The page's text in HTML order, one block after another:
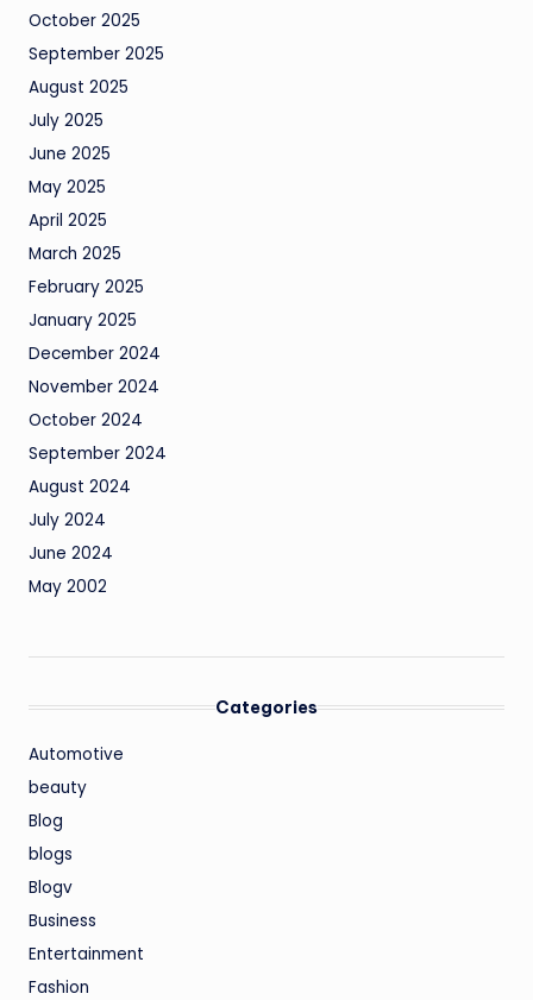
October 2025
September 2025
August 2025
July 2025
June 2025
May 2025
April 2025
March 2025
February 2025
January 2025
December 2024
November 2024
October 2024
September 2024
August 2024
July 2024
June 2024
May 2002
Categories
Automotive
beauty
Blog
blogs
Blogv
Business
Entertainment
Fashion